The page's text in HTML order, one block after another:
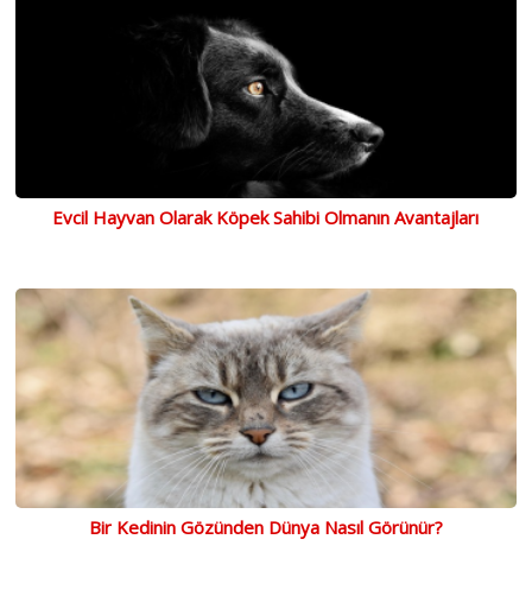
Evcil Hayvan Olarak Köpek Sahibi Olmanın Avantajları
Bir Kedinin Gözünden Dünya Nasıl Görünür?